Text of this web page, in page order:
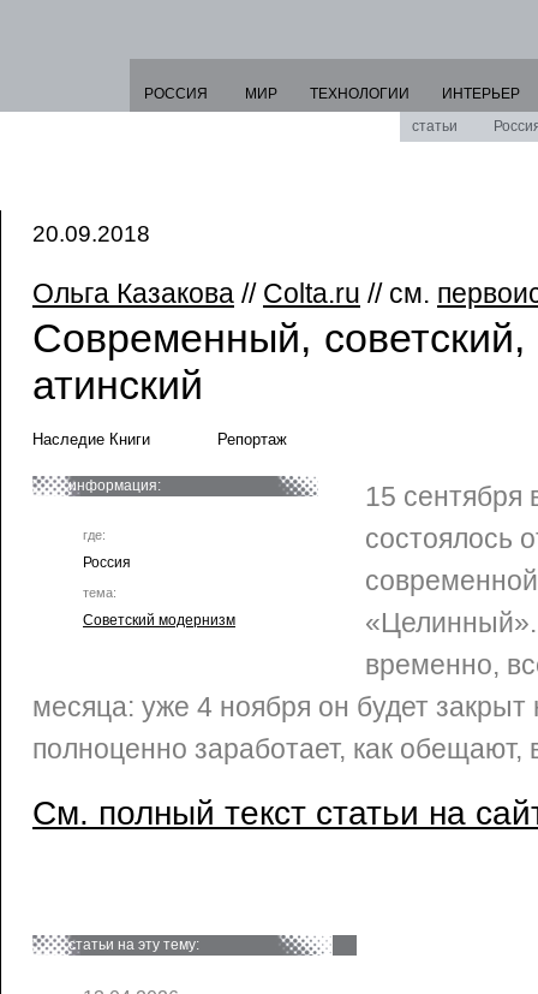
РОССИЯ МИР ТЕХНОЛОГИИ
ИНТЕРЬЕР
статьи
20.09.2018
Ольга Казакова // Colta.ru // см.
Современный,
атинский
Наследие Книги Репортаж
информация:
где:
Россия
тема:
Советский модернизм
15 сентября
состоялось
временно,
месяца: уже 4 ноября он будет закрыт
полноценно заработает, как обещают,
См. полный текст статьи на
статьи на эту тему: